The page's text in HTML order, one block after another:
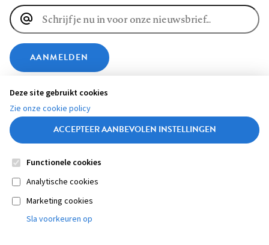
E-
mailadres
AANMELDEN
VOLG ONS OP
Facebook
Volg
Volg
Volg
Volg
Volg
Footer
navigation
Contact
Deze site gebruikt cookies
Zie onze cookie policy
ACCEPTEER AANBEVOLEN INSTELLINGEN
Functionele cookies
Analytische cookies
Marketing cookies
Sla voorkeuren op